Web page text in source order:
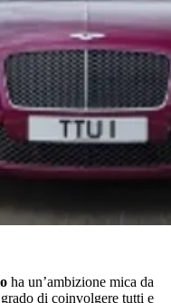
ha un’ambizione mica da
di coinvolgere tutti e